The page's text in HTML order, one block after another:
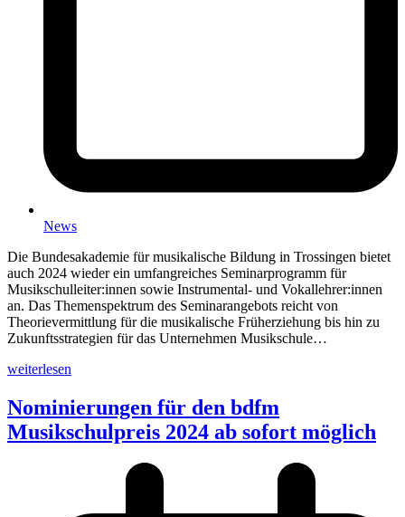
News
Die Bundesakademie für musikalische Bildung in Trossingen bietet
auch 2024 wieder ein umfangreiches Seminarprogramm für
Musikschulleiter:innen sowie Instrumental- und Vokallehrer:innen
an. Das Themenspektrum des Seminarangebots reicht von
Theorievermittlung für die musikalische Früherziehung bis hin zu
Zukunftsstrategien für das Unternehmen Musikschule…
weiterlesen
Nominierungen für den bdfm
Musikschulpreis 2024 ab sofort möglich